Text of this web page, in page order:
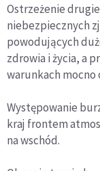
Ostrzeżenie
niebezpiecznych
powodujących
zdrowia i życia, a
warunkach mocno
Występowanie
kraj frontem
na wschód.